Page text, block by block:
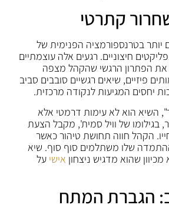
קתרטי
יותר בטרנספורמציה הפנימית של
חיצוניים. רגעים אלה עוצמתיים
את הפתרון הרגשי שהקהל מצפה
פיזיים, שיאים רגשיים סובבים סביב
יחסים המגיעות לנקודה מרכזית.
השיא הוא לא עימות דרמטי אלא
בגילומו של וויל סמית', מקבל הצעת
הקהל חווה תחושת טיהור כאשר
שלו משתלמים סוף סוף. שיא
שהוא מדגיש ניצחון אישי על
הגברת המתח